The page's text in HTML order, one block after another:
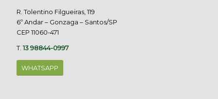
R. Tolentino Filgueiras, 119
6º Andar – Gonzaga – Santos/SP
CEP 11060-471
T.13 98844-0997
WHATSAPP